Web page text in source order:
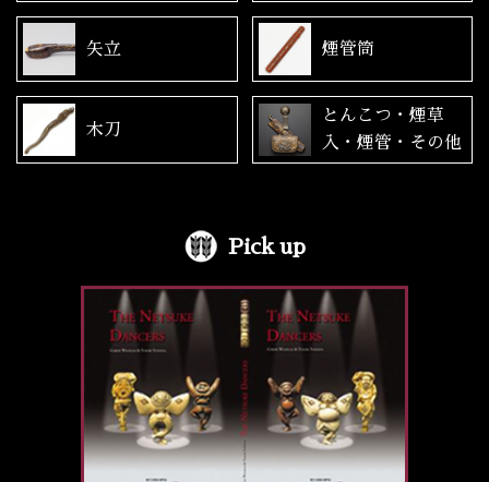
矢立 煙管筒
木刀
とんこつ・煙草
入・煙管・その他
Pick up